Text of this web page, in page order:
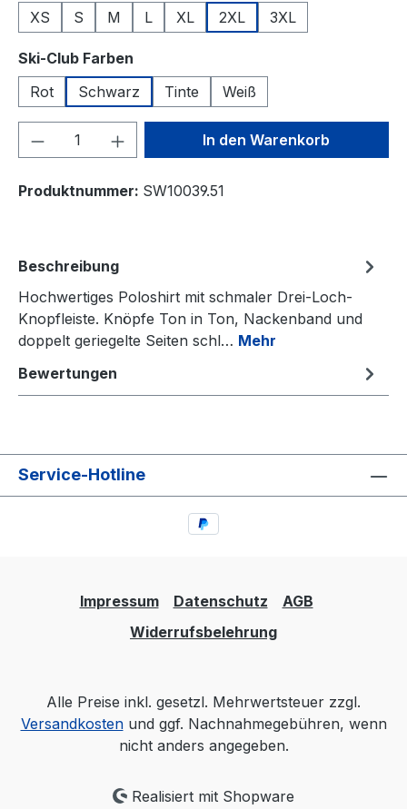
XS
S M L XL 2XL 3XL
Ski-Club Farben
Rot
Schwarz Tinte Weiß
Produkt Anzahl: Gib denIn den Warenkorb
Produktnummer: SW10039.51
Beschreibung
Hochwertiges Poloshirt mit schmaler Drei-Loch-
Knopfleiste. Knöpfe Ton in Ton, Nackenband und
doppelt geriegelte Seiten schl… Mehr
Bewertungen
Service-Hotline
Impressum Datenschutz
AGB
Widerrufsbelehrung
Alle Preise inkl. gesetzl. Mehrwertsteuer zzgl.
Versandkostenund ggf. Nachnahmegebühren, wenn
nicht anders angegeben.
Realisiert mit Shopware